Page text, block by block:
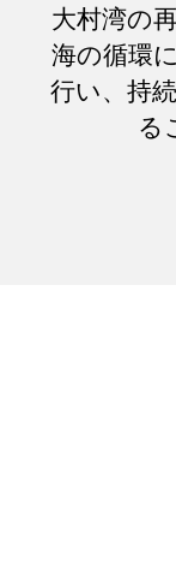
大村湾の
海の循環
行い、持
る